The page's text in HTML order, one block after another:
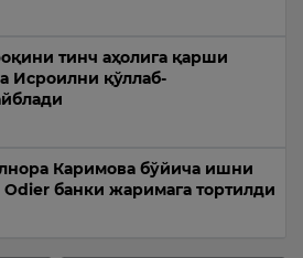
тинч аҳолига қарши
Исроилни қўллаб-
Каримова бўйича ишни
банки жаримага тортилди